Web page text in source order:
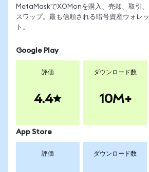
MetaMaskでXOMonを購入、売却、取引、
スワップ。最も信頼される暗号資産ウォレッ
ト。
Google Play
評価
4.4
ダウンロード数
10M+
App Store
評価 ダウンロード数